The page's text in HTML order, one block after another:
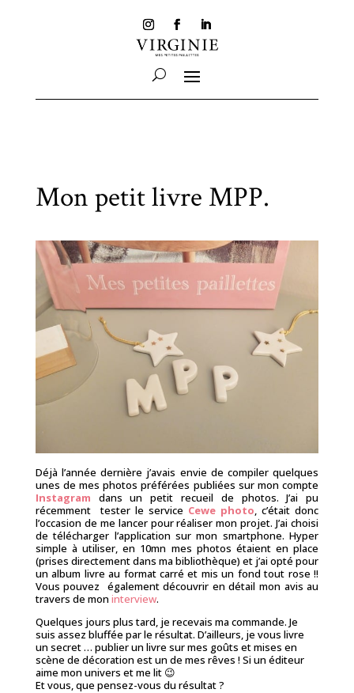
Mon petit livre MPP.
Déjà l’année dernière j’avais envie de compiler quelques
unes de mes photos préférées publiées sur mon compte
Instagram dans un petit recueil de photos. J’ai pu
récemment tester le service Cewe photo, c’était donc
l’occasion de me lancer pour réaliser mon projet. J’ai choisi
de télécharger l’application sur mon smartphone. Hyper
simple à utiliser, en 10mn mes photos étaient en place
(prises directement dans ma bibliothèque) et j’ai opté pour
un album livre au format carré et mis un fond tout rose !!
Vous pouvez également découvrir en détail mon avis au
travers de mon interview.
Quelques jours plus tard, je recevais ma commande. Je
suis assez bluffée par le résultat. D’ailleurs, je vous livre
un secret … publier un livre sur mes goûts et mises en
scène de décoration est un de mes rêves ! Si un éditeur
aime mon univers et me lit 😉
Et vous, que pensez-vous du résultat ?